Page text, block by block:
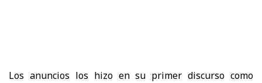
Los anuncios los hizo en su primer discurso como